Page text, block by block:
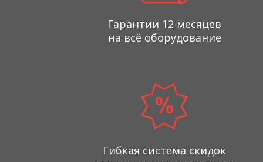
Гарантии 12 месяцев
на всё оборудование
Гибкая система скидок